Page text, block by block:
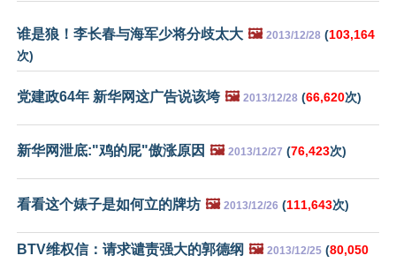
谁是狼！李长春与海军少将分歧太大 🖼️ 2013/12/28 (103,164
次)
党建政64年 新华网这广告说该垮 🖼️ 2013/12/28 (66,620次)
新华网泄底:"鸡的屁"傲涨原因 🖼️ 2013/12/27 (76,423次)
看看这个婊子是如何立的牌坊 🖼️ 2013/12/26 (111,643次)
BTV维权信：请求谴责强大的郭德纲 🖼️ 2013/12/25 (80,050